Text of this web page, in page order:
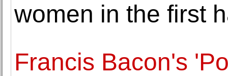
women in the first
Francis Bacon's